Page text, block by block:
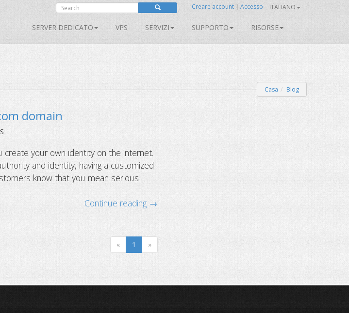
Creare account | Accesso ITALIANO
SERVER DEDICATO VPS SERVIZI SUPPORTO RISORSE
Casa Blog
domain
create your own identity on the internet.
and identity, having a customized
know that you mean serious
Continue reading →
« 1 »